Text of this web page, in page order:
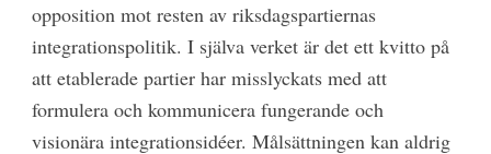
opposition mot resten av riksdagspartiernas
integrationspolitik. I själva verket är det ett kvitto på
att etablerade partier har misslyckats med att
formulera och kommunicera fungerande och
visionära integrationsidéer. Målsättningen kan aldrig